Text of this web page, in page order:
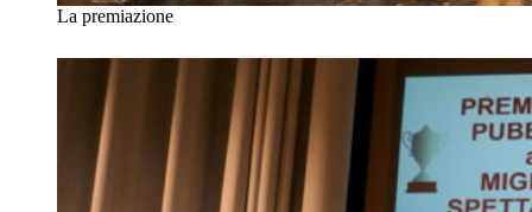
La premiazione